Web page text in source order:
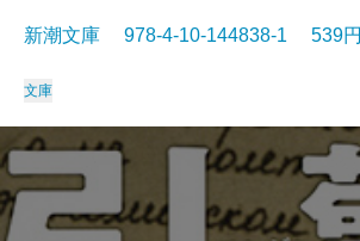
新潮文庫 978-4-10-144838-1 539
文庫